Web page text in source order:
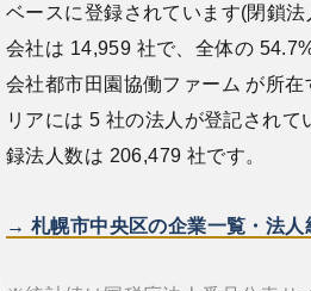
ベースに登録されています(閉鎖
会社は 14,959 社で、全体の
会社都市田園協働ファーム が所
リアには 5 社の法人が登記されて
録法人数は 206,479 社です。
→ 札幌市中央区の企業一覧・法人